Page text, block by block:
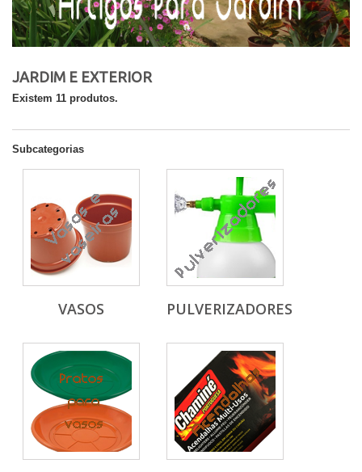
JARDIM E EXTERIOR
Existem 11 produtos.
Subcategorias
VASOS PULVERIZADORES